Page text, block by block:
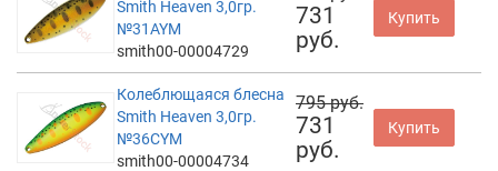
Smith Heaven 3,0гр.
№31AYM
smith00-00004729
731
руб.
Купить
Колеблющаяся блесна
Smith Heaven 3,0гр.
№36CYM
smith00-00004734
795 руб.
731
руб.
Купить